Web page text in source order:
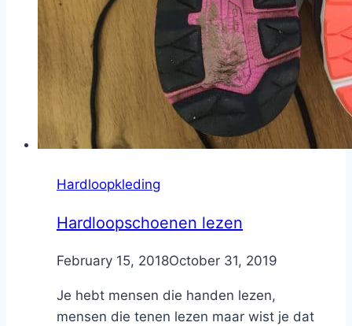
Hardloopkleding
Hardloopschoenen lezen
ByNicole
February 15, 2018October 31, 2019
Je hebt mensen die handen lezen,
mensen die tenen lezen maar wist je dat